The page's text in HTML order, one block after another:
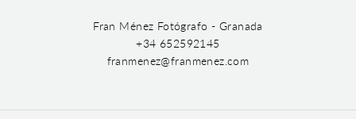
Fran Ménez Fotógrafo - Granada
+34 652592145
franmenez@franmenez.com